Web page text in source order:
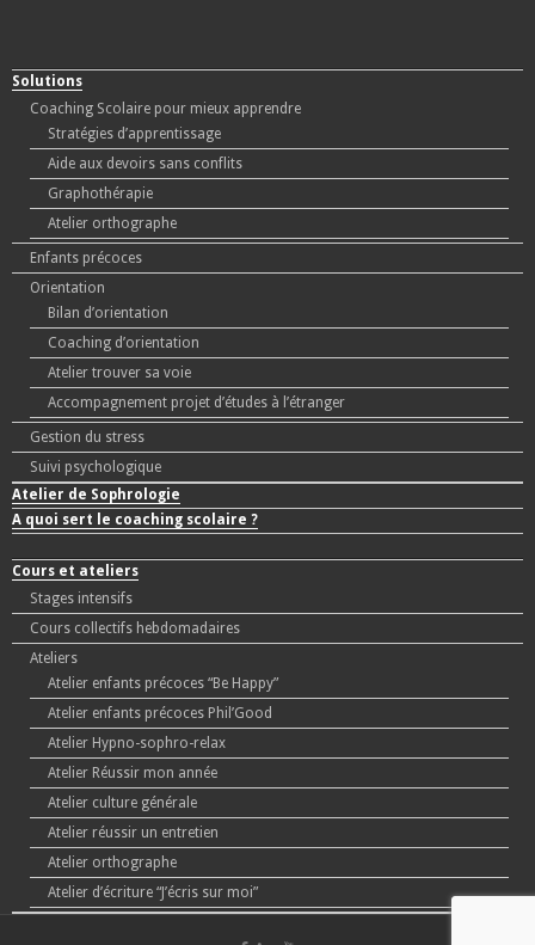
Solutions
Coaching Scolaire pour mieux apprendre
Stratégies d’apprentissage
Aide aux devoirs sans conflits
Graphothérapie
Atelier orthographe
Enfants précoces
Orientation
Bilan d’orientation
Coaching d’orientation
Atelier trouver sa voie
Accompagnement projet d’études à l’étranger
Gestion du stress
Suivi psychologique
Atelier de Sophrologie
A quoi sert le coaching scolaire ?
Cours et ateliers
Stages intensifs
Cours collectifs hebdomadaires
Ateliers
Atelier enfants précoces “Be Happy”
Atelier enfants précoces Phil’Good
Atelier Hypno-sophro-relax
Atelier Réussir mon année
Atelier culture générale
Atelier réussir un entretien
Atelier orthographe
Atelier d’écriture “J’écris sur moi”